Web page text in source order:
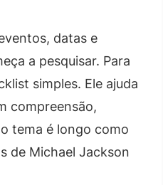
datas e
a pesquisar. Para
simples. Ele ajuda
compreensão,
tema é longo como
de Michael Jackson